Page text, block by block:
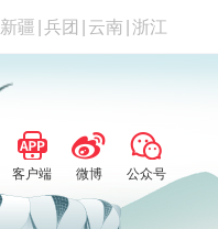
新疆 兵团 云南 浙江
客户端 微博 公众号